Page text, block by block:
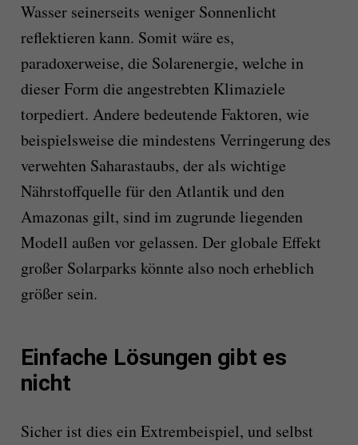
Wasser seinerseits weniger Sonnenlicht
reflektieren kann. Somit wäre es,
paradoxerweise, die Solarenergie, welche in
dieser Form die angestrebten Klimaziele
torpediert. Andere bedeutende Faktoren, wie
beispielsweise die mindestens Verringerung des
verwehten Saharastaubs, der als wichtige
Nährstoffquelle für den Atlantik und den
Amazonas gilt, sind im zugrunde liegenden
Modell außen vor gelassen. Der globale Effekt
großer Solarparks könnte also noch erheblich
größer sein.
Einfache Lösungen gibt es
nicht
Sicher ist dies ein Extrembeispiel, und selbst